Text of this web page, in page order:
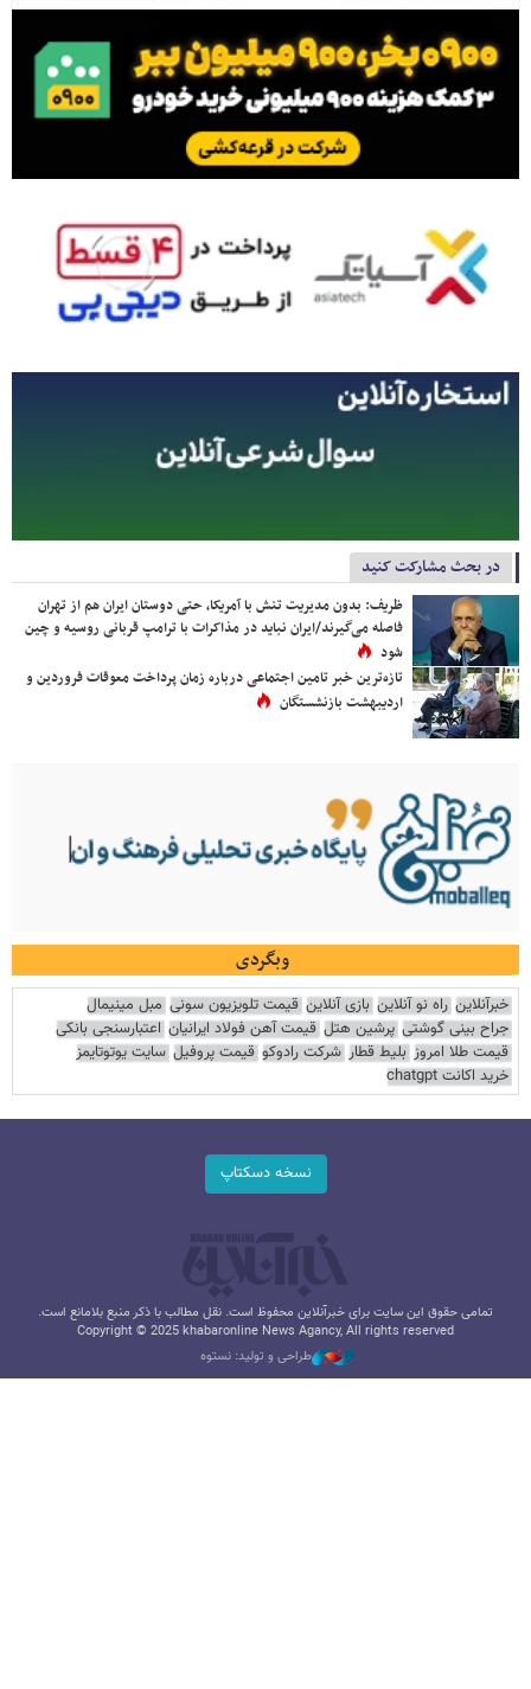
در بحث مشارکت کنید
ظریف: بدون مدیریت تنش با آمریکا، حتی دوستان ایران هم از تهران
فاصله می‌گیرند/ایران نباید در مذاکرات با ترامپ قربانی روسیه و چین
شود
تازه‌ترین خبر تامین اجتماعی درباره زمان پرداخت معوقات فروردین و
اردیبهشت بازنشستگان
وبگردی
خبرآنلاین راه نو آنلاین بازی آنلاین قیمت تلویزیون سونی مبل مینیمال
جراح بینی گوشتی پرشین هتل قیمت آهن فولاد ایرانیان اعتبارسنجی بانکی
قیمت طلا امروز بلیط قطار شرکت رادوکو قیمت پروفیل سایت یوتوتایمز
خرید اکانت chatgpt
نسخه دسکتاپ
تمامی حقوق این سایت برای خبرآنلاین محفوظ است. نقل مطالب با ذکر منبع بلامانع است.
Copyright © 2025 khabaronline News Agancy, All rights reserved
طراحی و تولید: نستوه